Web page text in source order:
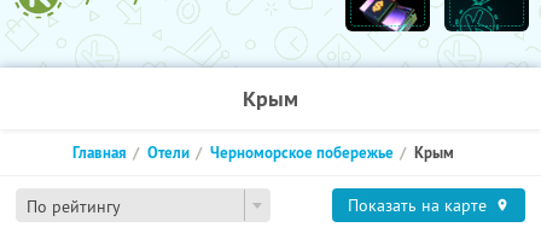
Крым
По рейтингу
Главная Отели Черноморское побережье Крым
Показать на карте